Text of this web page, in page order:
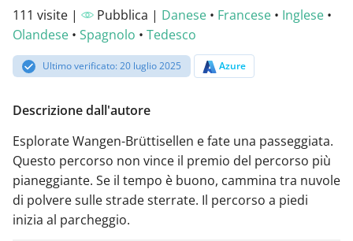
111 visite | Pubblica | Danese • Francese • Inglese •
Olandese • Spagnolo • Tedesco
Ultimo verificato: 20 luglio 2025 Azure
Descrizione dall'autore
Esplorate Wangen-Brüttisellen e fate una passeggiata.
Questo percorso non vince il premio del percorso più
pianeggiante. Se il tempo è buono, cammina tra nuvole
di polvere sulle strade sterrate. Il percorso a piedi
inizia al parcheggio.